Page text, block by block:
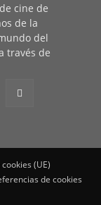
cine de
de la
del
través de
(UE)
de cookies